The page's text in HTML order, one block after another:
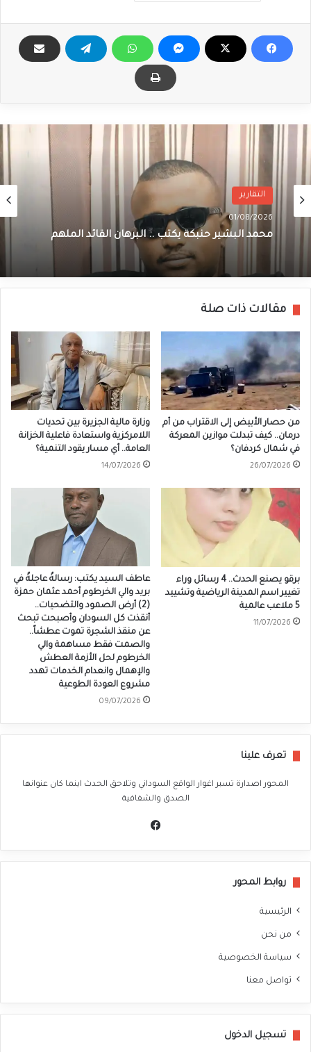
التقارير
01/08/2026
محمد البشير حنبكة يكتب .. البرهان القائد الملهم
مقالات ذات صلة
من حصار الأبيض إلى الاقتراب من أم
درمان.. كيف تبدلت موازين المعركة
في شمال كردفان؟
26/07/2026
وزارة مالية الجزيرة بين تحديات
اللامركزية واستعادة فاعلية الخزانة
العامة.. أي مسار يقود التنمية؟
14/07/2026
برقو يصنع الحدث.. 4 رسائل وراء
تغيير اسم المدينة الرياضية وتشييد
5 ملاعب عالمية
11/07/2026
عاطف السيد يكتب: رسالةٌ عاجلةٌ في
بريد والي الخرطوم أحمد عثمان حمزة
(2) أرض الصمود والتضحيات..
أنقذت كل السودان وأصبحت تبحث
عن منقذ الشجرة تموت عطشاً..
والصمت فقط مساهمة والي
الخرطوم لحل الأزمة العطش
والإهمال وانعدام الخدمات تهدد
مشروع العودة الطوعية
09/07/2026
تعرف علينا
المحور اصدارة تسبر اغوار الواقع السوداني وتلاحق الحدث اينما كان عنوانها
الصدق والشفافية
روابط المحور
الرئيسية
من نحن
سياسة الخصوصية
تواصل معنا
تسجيل الدخول